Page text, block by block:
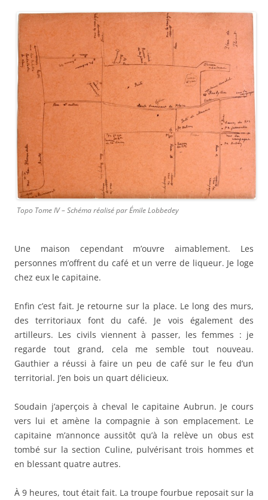
Topo Tome IV – Schéma réalisé par Émile Lobbedey
Une maison cependant m’ouvre aimablement. Les
personnes m’offrent du café et un verre de liqueur. Je loge
chez eux le capitaine.
Enfin c’est fait. Je retourne sur la place. Le long des murs,
des territoriaux font du café. Je vois également des
artilleurs. Les civils viennent à passer, les femmes : je
regarde tout grand, cela me semble tout nouveau.
Gauthier a réussi à faire un peu de café sur le feu d’un
territorial. J’en bois un quart délicieux.
Soudain j’aperçois à cheval le capitaine Aubrun. Je cours
vers lui et amène la compagnie à son emplacement. Le
capitaine m’annonce aussitôt qu’à la relève un obus est
tombé sur la section Culine, pulvérisant trois hommes et
en blessant quatre autres.
À 9 heures, tout était fait. La troupe fourbue reposait sur la